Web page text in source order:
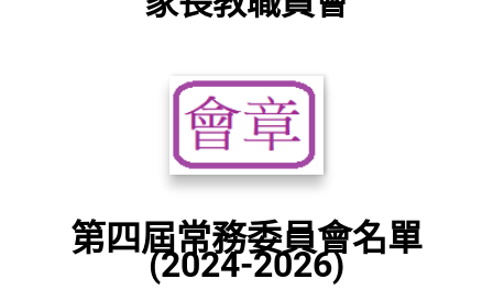
第四屆常務委員會名單
(2024-2026)